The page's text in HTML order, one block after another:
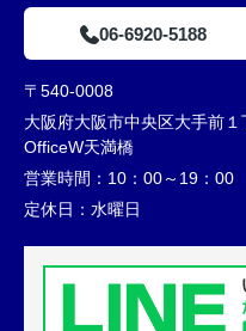
06-6920-5188
〒540-0008
大阪府大阪市中央区大手前
OfficeW天満橋
営業時間： 10：00～19：00
定休日： 水曜日